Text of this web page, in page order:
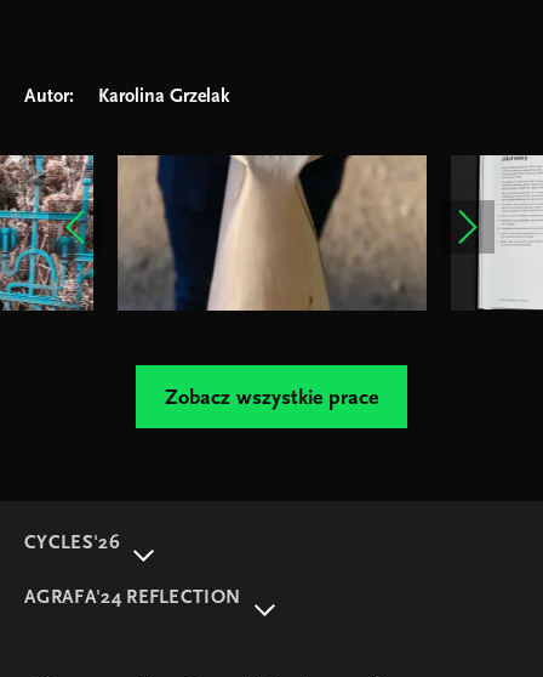
Autor: Karolina Grzelak
Zobacz wszystkie prace
CYCLES'26
AGRAFA'24 REFLECTION